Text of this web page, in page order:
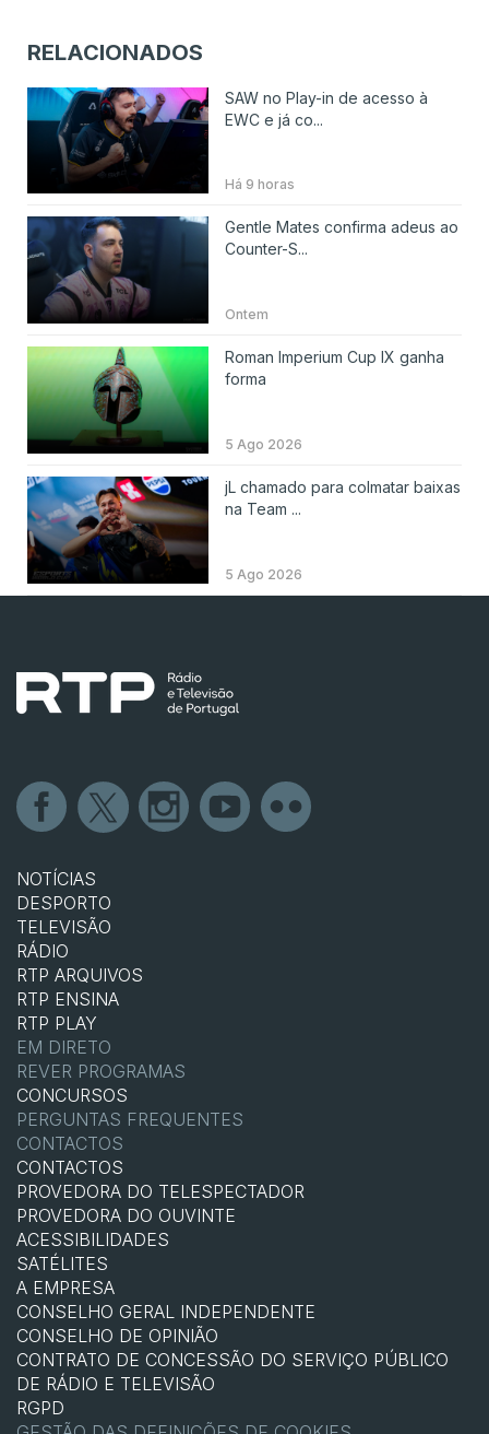
RELACIONADOS
SAW no Play-in de acesso à
EWC e já co...
Há 9 horas
Gentle Mates confirma adeus ao
Counter-S...
Ontem
Roman Imperium Cup IX ganha
forma
5 Ago 2026
jL chamado para colmatar baixas
na Team ...
5 Ago 2026
NOTÍCIAS
DESPORTO
TELEVISÃO
RÁDIO
RTP ARQUIVOS
RTP ENSINA
RTP PLAY
EM DIRETO
REVER PROGRAMAS
CONCURSOS
PERGUNTAS FREQUENTES
CONTACTOS
CONTACTOS
PROVEDORA DO TELESPECTADOR
PROVEDORA DO OUVINTE
ACESSIBILIDADES
SATÉLITES
A EMPRESA
CONSELHO GERAL INDEPENDENTE
CONSELHO DE OPINIÃO
CONTRATO DE CONCESSÃO DO SERVIÇO PÚBLICO
DE RÁDIO E TELEVISÃO
RGPD